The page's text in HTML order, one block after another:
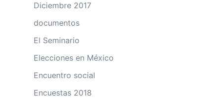
Diciembre 2017
documentos
El Seminario
Elecciones en México
Encuentro social
Encuestas 2018